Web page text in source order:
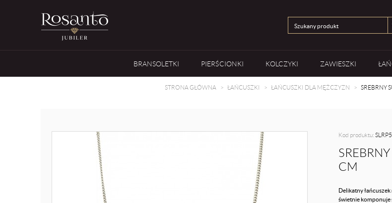
BRANSOLETKI PIERŚCIONKI KOLCZYKI ZAWIESZKI
STRONA GŁÓWNA ŁAŃCUSZKI ŁAŃCUSZKI DLA MĘŻCZYZN SREBRNY
Kod produktu:
CM
Delikatny
świetnie komponuje